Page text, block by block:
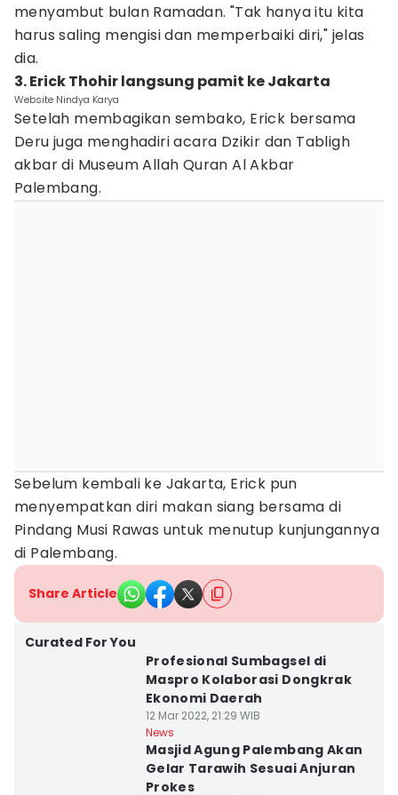
menyambut bulan Ramadan. "Tak hanya itu kita
harus saling mengisi dan memperbaiki diri," jelas
dia.
3. Erick Thohir langsung pamit ke Jakarta
Website Nindya Karya
Setelah membagikan sembako, Erick bersama
Deru juga menghadiri acara Dzikir dan Tabligh
akbar di Museum Allah Quran Al Akbar
Palembang.
Sebelum kembali ke Jakarta, Erick pun
menyempatkan diri makan siang bersama di
Pindang Musi Rawas untuk menutup kunjungannya
di Palembang.
Share Article
Curated For You
Profesional Sumbagsel di
Maspro Kolaborasi Dongkrak
Ekonomi Daerah
12 Mar 2022, 21:29 WIB
News
Masjid Agung Palembang Akan
Gelar Tarawih Sesuai Anjuran
Prokes